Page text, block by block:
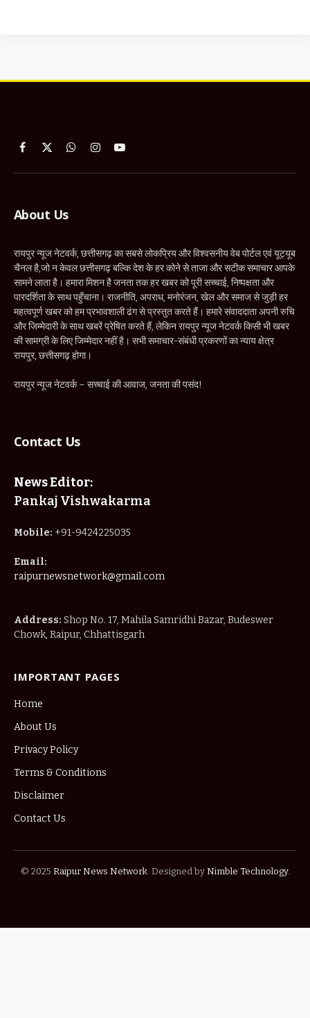
Facebook
X
WhatsApp
InstagramYouTube
About Us
रायपुर न्यूज नेटवर्क, छत्तीसगढ़ का सबसे लोकप्रिय और विश्वसनीय वेब पोर्टल एवं यूट्यूब
चैनल है,जो न केवल छत्तीसगढ़ बल्कि देश के हर कोने से ताजा और सटीक समाचार आपके
सामने लाता है। हमारा मिशन है जनता तक हर खबर को पूरी सच्चाई, निष्पक्षता और
पारदर्शिता के साथ पहुँचाना। राजनीति, अपराध, मनोरंजन, खेल और समाज से जुड़ी हर
महत्वपूर्ण खबर को हम प्रभावशाली ढंग से प्रस्तुत करते हैं। हमारे संवाददाता अपनी रुचि
और जिम्मेदारी के साथ खबरें प्रेषित करते हैं, लेकिन रायपुर न्यूज नेटवर्क किसी भी खबर
की सामग्री के लिए जिम्मेदार नहीं है। सभी समाचार-संबंधी प्रकरणों का न्याय क्षेत्र
रायपुर, छत्तीसगढ़ होगा।
रायपुर न्यूज नेटवर्क – सच्चाई की आवाज, जनता की पसंद!
Contact Us
News Editor:
Pankaj Vishwakarma
Mobile: +91-9424225035
Email:
raipurnewsnetwork@gmail.com
Address: Shop No. 17, Mahila Samridhi Bazar, Budeswer
Chowk, Raipur, Chhattisgarh
IMPORTANT PAGES
Home
About Us
Privacy Policy
Terms & Conditions
Disclaimer
Contact Us
© 2025 Raipur News Network. Designed by Nimble Technology.